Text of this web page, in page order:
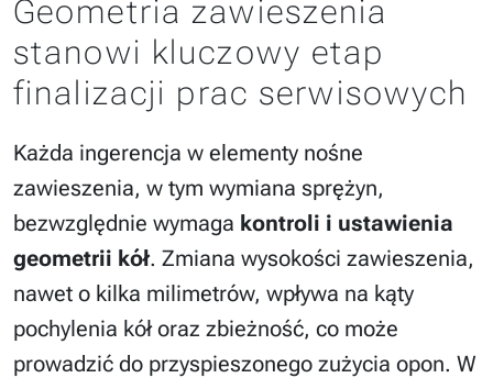
Geometria zawieszenia
stanowi kluczowy etap
finalizacji prac serwisowych
Każda ingerencja w elementy nośne
zawieszenia, w tym wymiana sprężyn,
bezwzględnie wymaga kontroli i ustawienia
geometrii kół. Zmiana wysokości zawieszenia,
nawet o kilka milimetrów, wpływa na kąty
pochylenia kół oraz zbieżność, co może
prowadzić do przyspieszonego zużycia opon. W